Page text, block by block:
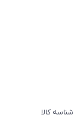
شناسه کالا